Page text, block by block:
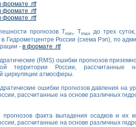
формате .rtf
формате .rtf
формате .rtf
прогнозов Tmin, Tmax до трех
Гидрометцентре России (схема Рэп), по
- в формате .rtf
(RMS) ошибки прогнозов
территории России, рассчитанные
циркуляции атмосферы.
ошибки прогнозов давления на
рассчитанные на основе различных
прогнозов факта выпадения осадков и их
рассчитанные на основе различных